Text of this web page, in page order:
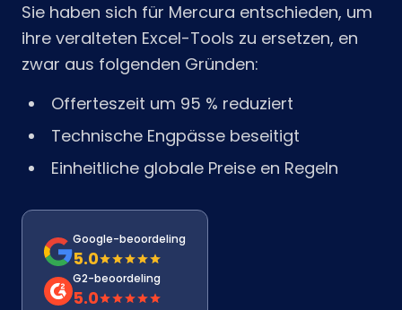
Sie haben sich für Mercura entschieden, um
ihre veralteten Excel-Tools zu ersetzen, en
zwar aus folgenden Gründen:
Offerteszeit um 95 % reduziert
Technische Engpässe beseitigt
Einheitliche globale Preise en Regeln
Google-beoordeling
5.0
G2-beoordeling
5.0